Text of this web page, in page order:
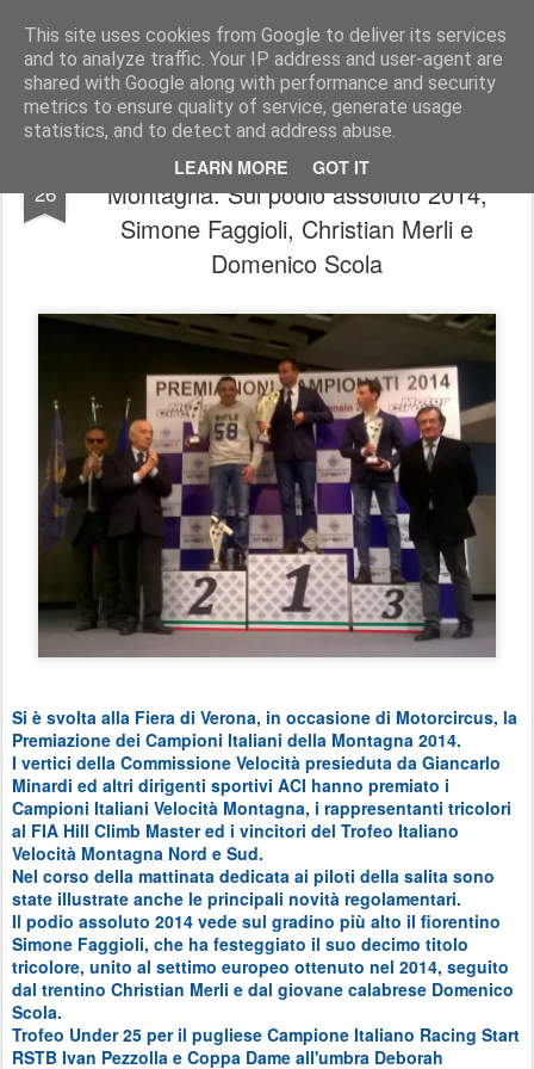
This site uses cookies from Google to deliver its services
and to analyze traffic. Your IP address and user-agent are
shared with Google along with performance and security
metrics to ensure quality of service, generate usage
statistics, and to detect and address abuse.
LEARN MORE GOT IT
AutoMotoCorse. Motorsport Random News 280912
26
A MotorCircus premiati i Campioni della
Montagna. Sul podio assoluto 2014,
Simone Faggioli, Christian Merli e
Domenico Scola
Si è svolta alla Fiera di Verona, in occasione di Motorcircus, la
Premiazione dei Campioni Italiani della Montagna 2014.
I vertici della Commissione Velocità presieduta da Giancarlo
Minardi ed altri dirigenti sportivi ACI hanno premiato i
Campioni Italiani Velocità Montagna, i rappresentanti tricolori
al FIA Hill Climb Master ed i vincitori del Trofeo Italiano
Velocità Montagna Nord e Sud.
Nel corso della mattinata dedicata ai piloti della salita sono
state illustrate anche le principali novità regolamentari.
Il podio assoluto 2014 vede sul gradino più alto il fiorentino
Simone Faggioli, che ha festeggiato il suo decimo titolo
tricolore, unito al settimo europeo ottenuto nel 2014, seguito
dal trentino Christian Merli e dal giovane calabrese Domenico
Scola.
Trofeo Under 25 per il pugliese Campione Italiano Racing Start
RSTB Ivan Pezzolla e Coppa Dame all'umbra Deborah